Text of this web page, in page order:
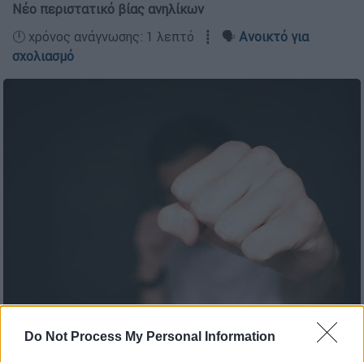
Do Not Process My Personal Information
Νέο περιστατικό βίας ανηλίκων
🕛 χρόνος ανάγνωσης: 1 λεπτό ┋ 🗣️ Ανοικτό για
σχολιασμό